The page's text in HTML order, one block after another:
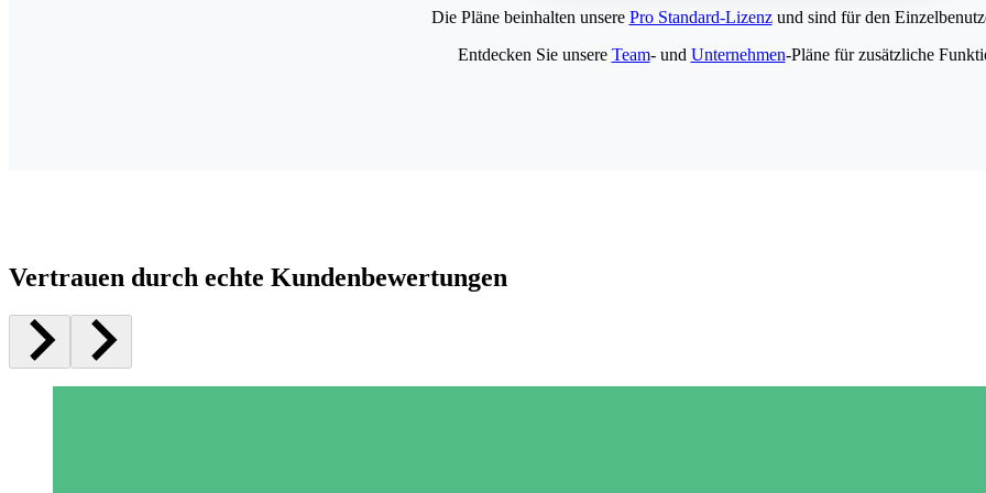
Die Pläne beinhalten unsere Pro Standard-Lizenzund sind für den
Entdecken Sie unsere Team- und Unternehmen-Pläne für zusätzliche
Vertrauen durch echte Kundenbewertungen